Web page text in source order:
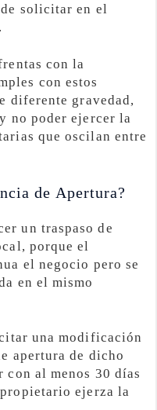
solicitar en el
con la
con estos
diferente gravedad,
no poder ejercer la
que oscilan entre
de Apertura?
un traspaso de
porque el
el negocio pero se
en el mismo
una modificación
apertura de dicho
con al menos 30 días
ejerza la